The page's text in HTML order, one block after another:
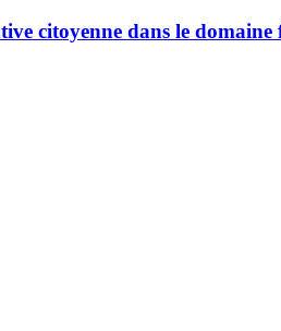
citoyenne dans le